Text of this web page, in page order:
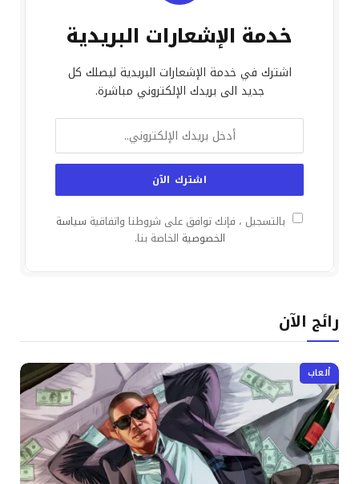
خدمة الإشعارات البريدية
اشترك في خدمة الإشعارات البريدية ليصلك كل
جديد الى بريدك الإلكتروني مباشرة.
بالتسجيل ، فإنك توافق على شروطنا واتفاقية سياسة
الخصوصية الخاصة بنا.
رائج الآن
ألعاب